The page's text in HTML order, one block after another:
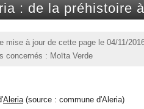
: de la préhistoire
mise à jour de cette page le 04/11/
concernés : Moïta Verde
Aleria(source : commune d'Aleria)